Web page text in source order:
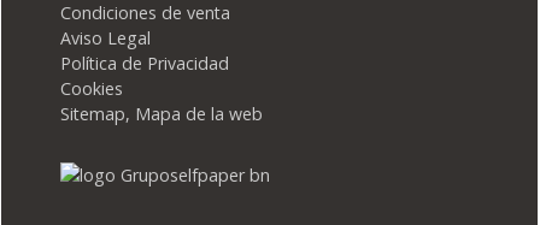
Condiciones de venta
Aviso Legal
Política de Privacidad
Cookies
Sitemap, Mapa de la web